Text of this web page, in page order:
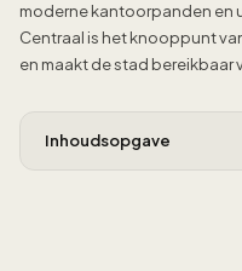
moderne kantoorpanden en
Centraal is het knooppunt
en maakt de stad bereikbaar
Inhoudsopgave